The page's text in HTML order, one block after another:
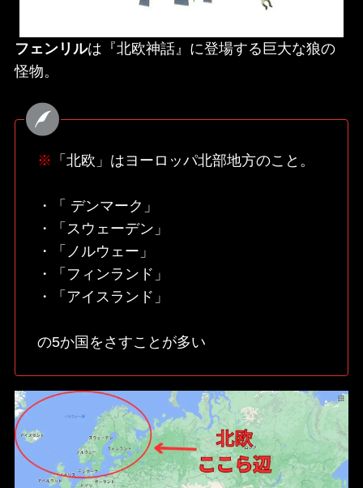
フェンリルは『北欧神話』に登場する巨大な狼の
怪物。
※ 「北欧」はヨーロッパ北部地方のこと。
・「 デンマーク」
・「スウェーデン」
・「ノルウェー」
・「フィンランド」
・「アイスランド」
の5か国をさすことが多い